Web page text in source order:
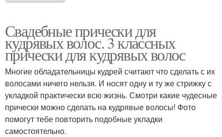
Свадебные прически для
кудрявых волос. 3 классных
прически для кудрявых волос
Многие обладательницы кудрей считают что сделать с их
волосами ничего нельзя. И носят одну и ту же стрижку с
укладкой практически всю жизнь. Смотри какие чудесные
прически можно сделать на кудрявые волосы! Фото
помогут тебе повторить подобные укладки
самостоятельно.